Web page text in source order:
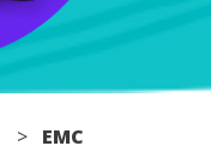
> EMC